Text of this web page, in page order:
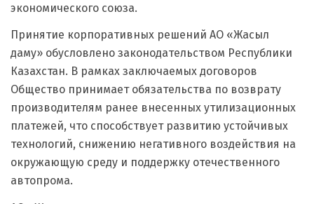
экономического союза.
Принятие корпоративных решений АО «Жасыл
даму» обусловлено законодательством Республики
Казахстан. В рамках заключаемых договоров
Общество принимает обязательства по возврату
производителям ранее внесенных утилизационных
платежей, что способствует развитию устойчивых
технологий, снижению негативного воздействия на
окружающую среду и поддержку отечественного
автопрома.